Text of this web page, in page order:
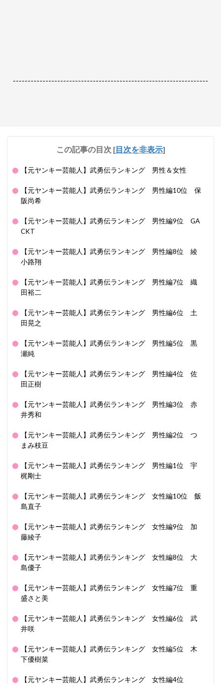
------------------------------------------------------------------
この記事の目次 [目次を非表示]
【元ヤンキー芸能人】武勇伝ランキング 男性＆女性
【元ヤンキー芸能人】武勇伝ランキング 男性編10位 保
阪尚希
【元ヤンキー芸能人】武勇伝ランキング 男性編9位 GA
CKT
【元ヤンキー芸能人】武勇伝ランキング 男性編8位 綾
小路翔
【元ヤンキー芸能人】武勇伝ランキング 男性編7位 織
田裕二
【元ヤンキー芸能人】武勇伝ランキング 男性編6位 土
田晃之
【元ヤンキー芸能人】武勇伝ランキング 男性編5位 黒
瀬純
【元ヤンキー芸能人】武勇伝ランキング 男性編4位 佐
田正樹
【元ヤンキー芸能人】武勇伝ランキング 男性編3位 赤
井秀和
【元ヤンキー芸能人】武勇伝ランキング 男性編2位 つ
まみ枝豆
【元ヤンキー芸能人】武勇伝ランキング 男性編1位 宇
梶剛士
【元ヤンキー芸能人】武勇伝ランキング 女性編10位 飯
島直子
【元ヤンキー芸能人】武勇伝ランキング 女性編9位 加
藤綾子
【元ヤンキー芸能人】武勇伝ランキング 女性編8位 大
島優子
【元ヤンキー芸能人】武勇伝ランキング 女性編7位 重
盛さと美
【元ヤンキー芸能人】武勇伝ランキング 女性編6位 武
井咲
【元ヤンキー芸能人】武勇伝ランキング 女性編5位 木
下優樹菜
【元ヤンキー芸能人】武勇伝ランキング 女性編4位